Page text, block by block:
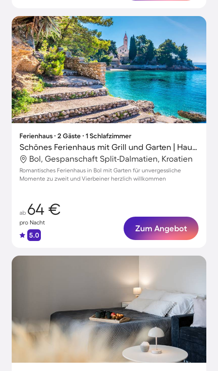
Ferienhaus ∙ 2 Gäste ∙ 1 Schlafzimmer
Schönes Ferienhaus mit Grill und Garten | Haustierfreundlich
Bol, Gespanschaft Split-Dalmatien, Kroatien
Romantisches Ferienhaus in Bol mit Garten für unvergessliche
Momente zu zweit und Vierbeiner herzlich willkommen
ab 64 €
pro Nacht
5.0
Zum Angebot